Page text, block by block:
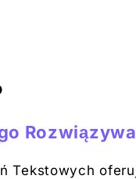
Tekstowych